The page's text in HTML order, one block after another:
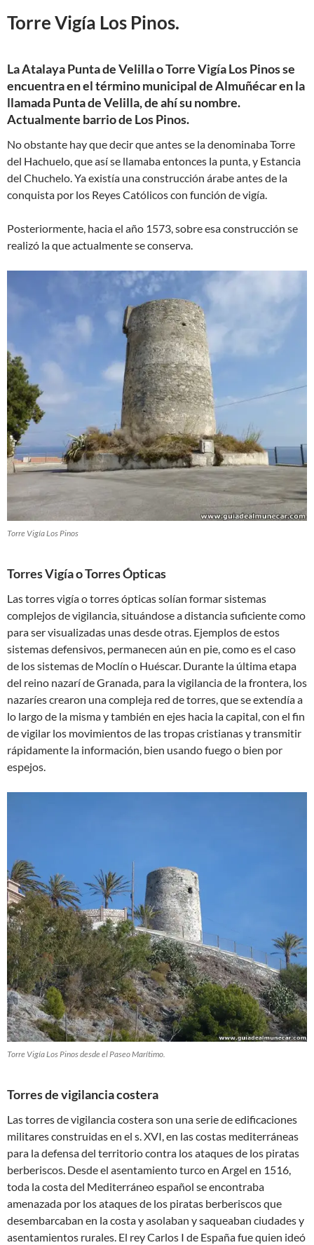
Torre Vigía Los Pinos.
La Atalaya Punta de Velilla o Torre Vigía Los Pinos se
encuentra en el término municipal de Almuñécar en la
llamada Punta de Velilla, de ahí su nombre.
Actualmente barrio de Los Pinos.
No obstante hay que decir que antes se la denominaba Torre
del Hachuelo, que así se llamaba entonces la punta, y Estancia
del Chuchelo. Ya existía una construcción árabe antes de la
conquista por los Reyes Católicos con función de vigía.
Posteriormente, hacia el año 1573, sobre esa construcción se
realizó la que actualmente se conserva.
Torre Vigía Los Pinos
Torres Vigía o Torres Ópticas
Las torres vigía o torres ópticas solían formar sistemas
complejos de vigilancia, situándose a distancia suficiente como
para ser visualizadas unas desde otras. Ejemplos de estos
sistemas defensivos, permanecen aún en pie, como es el caso
de los sistemas de Moclín o Huéscar. Durante la última etapa
del reino nazarí de Granada, para la vigilancia de la frontera, los
nazaríes crearon una compleja red de torres, que se extendía a
lo largo de la misma y también en ejes hacia la capital, con el fin
de vigilar los movimientos de las tropas cristianas y transmitir
rápidamente la información, bien usando fuego o bien por
espejos.
Torre Vigía Los Pinos desde el Paseo Marítimo.
Torres de vigilancia costera
Las torres de vigilancia costera son una serie de edificaciones
militares construidas en el s. XVI, en las costas mediterráneas
para la defensa del territorio contra los ataques de los piratas
berberiscos. Desde el asentamiento turco en Argel en 1516,
toda la costa del Mediterráneo español se encontraba
amenazada por los ataques de los piratas berberiscos que
desembarcaban en la costa y asolaban y saqueaban ciudades y
asentamientos rurales. El rey Carlos I de España fue quien ideó